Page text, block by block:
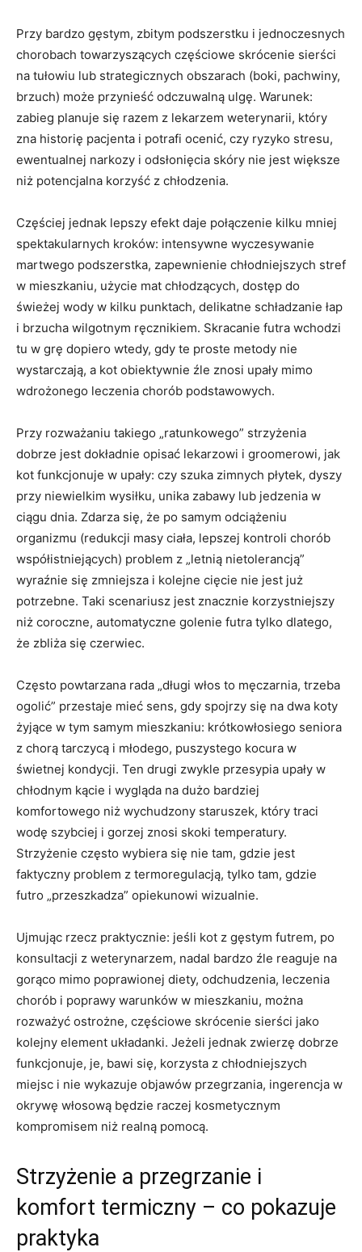
Przy bardzo gęstym, zbitym podszerstku i jednoczesnych
chorobach towarzyszących częściowe skrócenie sierści
na tułowiu lub strategicznych obszarach (boki, pachwiny,
brzuch) może przynieść odczuwalną ulgę. Warunek:
zabieg planuje się razem z lekarzem weterynarii, który
zna historię pacjenta i potrafi ocenić, czy ryzyko stresu,
ewentualnej narkozy i odsłonięcia skóry nie jest większe
niż potencjalna korzyść z chłodzenia.
Częściej jednak lepszy efekt daje połączenie kilku mniej
spektakularnych kroków: intensywne wyczesywanie
martwego podszerstka, zapewnienie chłodniejszych stref
w mieszkaniu, użycie mat chłodzących, dostęp do
świeżej wody w kilku punktach, delikatne schładzanie łap
i brzucha wilgotnym ręcznikiem. Skracanie futra wchodzi
tu w grę dopiero wtedy, gdy te proste metody nie
wystarczają, a kot obiektywnie źle znosi upały mimo
wdrożonego leczenia chorób podstawowych.
Przy rozważaniu takiego „ratunkowego” strzyżenia
dobrze jest dokładnie opisać lekarzowi i groomerowi, jak
kot funkcjonuje w upały: czy szuka zimnych płytek, dyszy
przy niewielkim wysiłku, unika zabawy lub jedzenia w
ciągu dnia. Zdarza się, że po samym odciążeniu
organizmu (redukcji masy ciała, lepszej kontroli chorób
współistniejących) problem z „letnią nietolerancją”
wyraźnie się zmniejsza i kolejne cięcie nie jest już
potrzebne. Taki scenariusz jest znacznie korzystniejszy
niż coroczne, automatyczne golenie futra tylko dlatego,
że zbliża się czerwiec.
Często powtarzana rada „długi włos to męczarnia, trzeba
ogolić” przestaje mieć sens, gdy spojrzy się na dwa koty
żyjące w tym samym mieszkaniu: krótkowłosiego seniora
z chorą tarczycą i młodego, puszystego kocura w
świetnej kondycji. Ten drugi zwykle przesypia upały w
chłodnym kącie i wygląda na dużo bardziej
komfortowego niż wychudzony staruszek, który traci
wodę szybciej i gorzej znosi skoki temperatury.
Strzyżenie często wybiera się nie tam, gdzie jest
faktyczny problem z termoregulacją, tylko tam, gdzie
futro „przeszkadza” opiekunowi wizualnie.
Ujmując rzecz praktycznie: jeśli kot z gęstym futrem, po
konsultacji z weterynarzem, nadal bardzo źle reaguje na
gorąco mimo poprawionej diety, odchudzenia, leczenia
chorób i poprawy warunków w mieszkaniu, można
rozważyć ostrożne, częściowe skrócenie sierści jako
kolejny element układanki. Jeżeli jednak zwierzę dobrze
funkcjonuje, je, bawi się, korzysta z chłodniejszych
miejsc i nie wykazuje objawów przegrzania, ingerencja w
okrywę włosową będzie raczej kosmetycznym
kompromisem niż realną pomocą.
Strzyżenie a przegrzanie i
komfort termiczny – co pokazuje
praktyka